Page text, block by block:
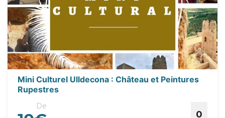
Mini Culturel Ulldecona : Château et Peintures
Rupestres
De
0